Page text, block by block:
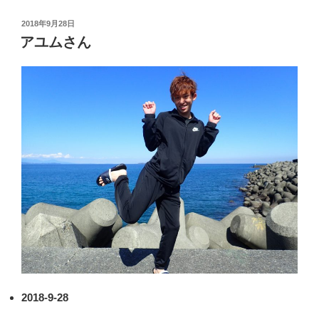
投
稿
日:
2018年9月28日
アユムさん
2018-9-28